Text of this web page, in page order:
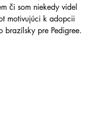
či som niekedy videl
motivujúci k adopcii
brazílsky pre Pedigree.